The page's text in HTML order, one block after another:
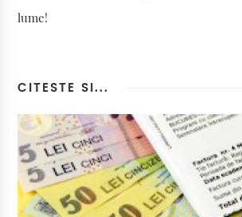
lume!
CITESTE SI...